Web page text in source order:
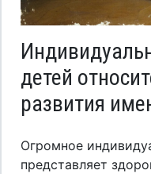
детей
развития
Огромное
представляет